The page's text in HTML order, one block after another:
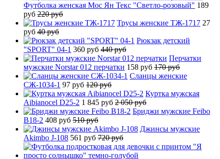
Футболка женская Мос Ян Текс "Светло-розовый" 189
руб 220 руб
Трусы женские ТЖ-1717 27
руб 40 руб
Рюкзак детский
"SPORT" 04-1 360 руб 440 руб
Перчатки
мужские Norstar 012 перчатки 158 руб 170 руб
Сланцы женские
СЖ-1034-1 97 руб 120 руб
Куртка мужская
Aibianocel D25-2 1 845 руб 2 050 руб
Бриджи мужские Feibo
B18-2 408 руб 510 руб
Джинсы мужские
Akimbo J-108 561 руб 720 руб